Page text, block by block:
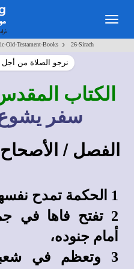
Old-Testament-Books> 26-Sirach
نرجو الصلاة من أجل
الكتاب
سفر
الفصل /
1 الحكمة تمدح نفسها، وتفتخر بين شعبها.
2 تفتح فاها في
أمام جنوده،
3 وتعظم في